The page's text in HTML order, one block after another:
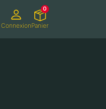
ConnexionPanier
0